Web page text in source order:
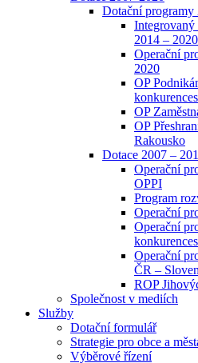
Dotační programy
Integrovaný
2014 – 2020
Operační
2020
OP
OP
OP
Rakousko
Dotace 2007 –
Operační
OPPI
Program
Operační
Operační
Operační
ČR –
ROP
Společnost v mediích
Služby
Dotační formulář
Strategie pro obce a
Výběrové řízení